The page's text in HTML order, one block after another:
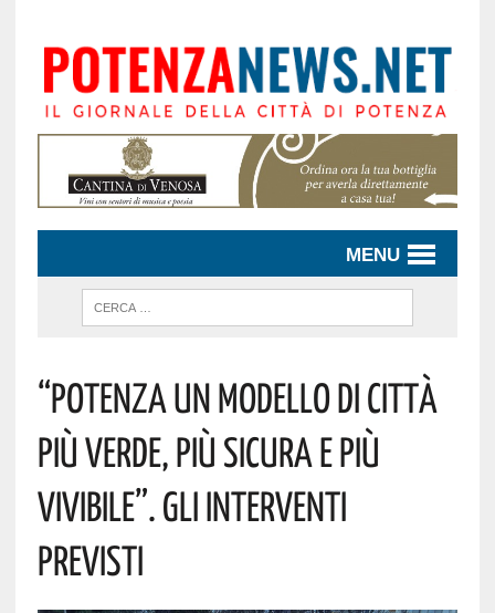
MENU
“Potenza Un Modello Di Città
Più Verde, Più Sicura E Più
Vivibile”. Gli Interventi
Previsti